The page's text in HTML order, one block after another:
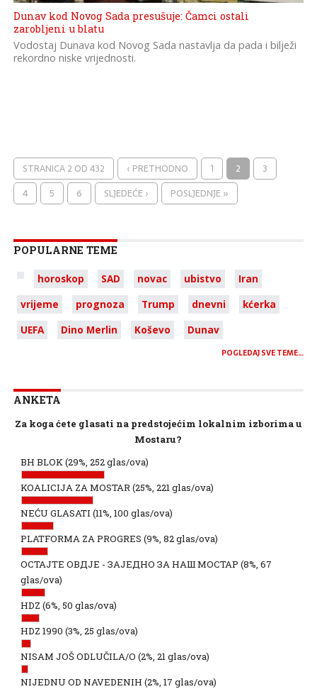
Dunav kod Novog Sada presušuje: Čamci ostali
zarobljeni u blatu
Vodostaj Dunava kod Novog Sada nastavlja da pada i bilježi
rekordno niske vrijednosti.
STRANICA 2 OD 432 ‹ PRETHODNO 1 2
3
4
5 6 SLJEDEĆE › POSLJEDNJE »
POPULARNE TEME
horoskop SAD novac ubistvo
Iran
vrijeme
prognoza Trump dnevni
kćerka
UEFA
Dino Merlin Koševo Dunav
POGLEDAJ SVE TEME…
ANKETA
Za koga ćete glasati na predstojećim lokalnim izborima u
Mostaru?
BH BLOK(29%, 252 glas/ova)
KOALICIJA ZA MOSTAR(25%, 221 glas/ova)
NEĆU GLASATI (11%, 100 glas/ova)
PLATFORMA ZA PROGRES (9%, 82 glas/ova)
ОСТАЈТЕ ОВДЈЕ - ЗАЈЕДНО ЗА НАШ МОСТАР (8%, 67
glas/ova)
HDZ (6%, 50 glas/ova)
HDZ 1990 (3%, 25 glas/ova)
NISAM JOŠ ODLUČILA/O (2%, 21 glas/ova)
NIJEDNU OD NAVEDENIH (2%, 17 glas/ova)